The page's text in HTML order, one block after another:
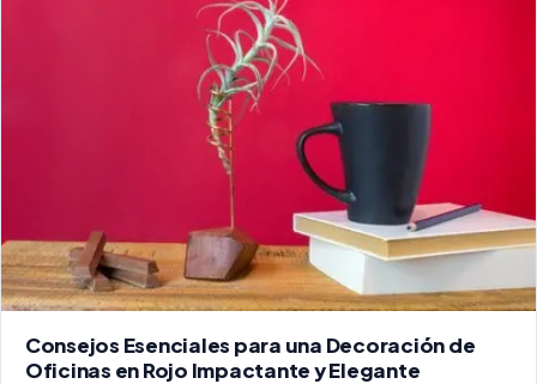
Consejos Esenciales para una Decoración de
Oficinas en Rojo Impactante y Elegante